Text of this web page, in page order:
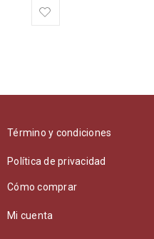
Término y condiciones
Política de privacidad
Cómo comprar
Mi cuenta